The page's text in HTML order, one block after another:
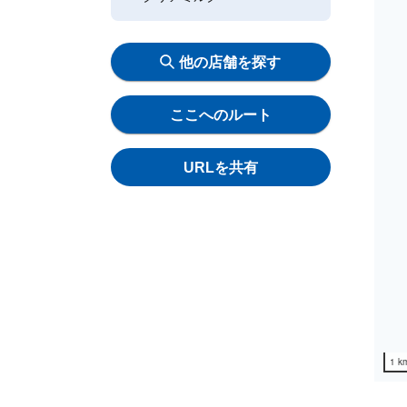
他の店舗を探す
ここへのルート
URLを共有
1